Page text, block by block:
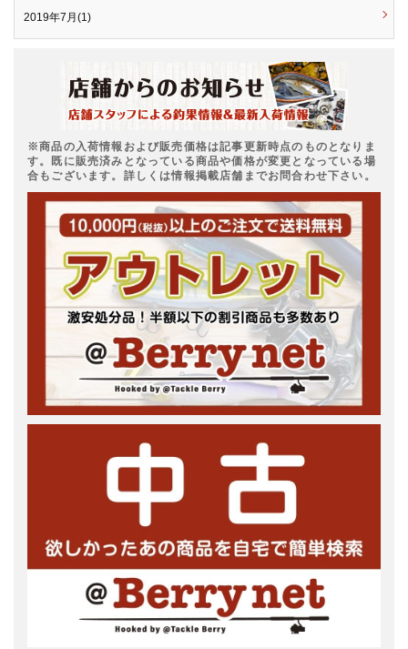
2019年7月(1)
※商品の入荷情報および販売価格は記事更新時点のものとなりま
す。既に販売済みとなっている商品や価格が変更となっている場
合もございます。詳しくは情報掲載店舗までお問合わせ下さい。